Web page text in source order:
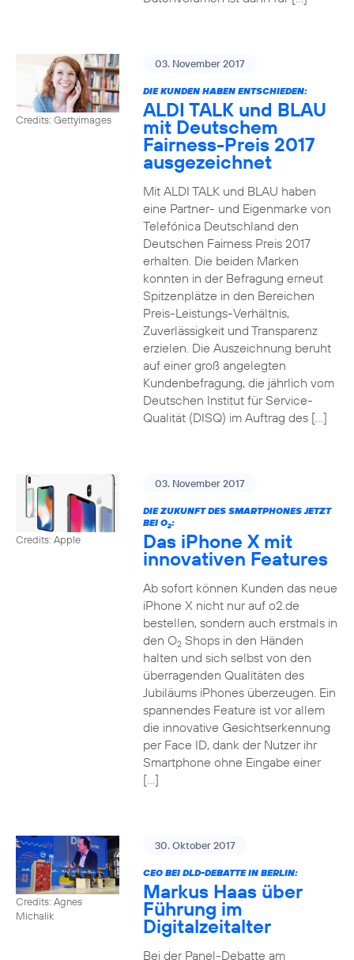
Credits: Gettyimages
03. November 2017
DIE KUNDEN HABEN ENTSCHIEDEN:
ALDI TALK und BLAU
mit Deutschem
Fairness-Preis 2017
ausgezeichnet
Mit ALDI TALK und BLAU haben
eine Partner- und Eigenmarke von
Telefónica Deutschland den
Deutschen Fairness Preis 2017
erhalten. Die beiden Marken
konnten in der Befragung erneut
Spitzenplätze in den Bereichen
Preis-Leistungs-Verhältnis,
Zuverlässigkeit und Transparenz
erzielen. Die Auszeichnung beruht
auf einer groß angelegten
Kundenbefragung, die jährlich vom
Deutschen Institut für Service-
Qualität (DISQ) im Auftrag des […]
Credits: Apple
03. November 2017
DIE ZUKUNFT DES SMARTPHONES JETZT
BEI O2:
Das iPhone X mit
innovativen Features
Ab sofort können Kunden das neue
iPhone X nicht nur auf o2.de
bestellen, sondern auch erstmals in
den O2Shops in den Händen
halten und sich selbst von den
überragenden Qualitäten des
Jubiläums iPhones überzeugen. Ein
spannendes Feature ist vor allem
die innovative Gesichtserkennung
per Face ID, dank der Nutzer ihr
Smartphone ohne Eingabe einer
[…]
Credits: Agnes
Michalik
30. Oktober 2017
CEO BEI DLD-DEBATTE IN BERLIN:
Markus Haas über
Führung im
Digitalzeitalter
Bei der Panel-Debatte am